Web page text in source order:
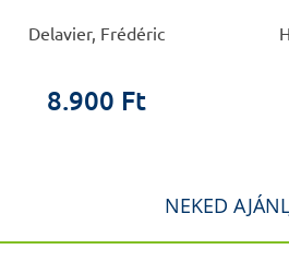
Delavier, Frédéric
8.900 Ft
NEKED